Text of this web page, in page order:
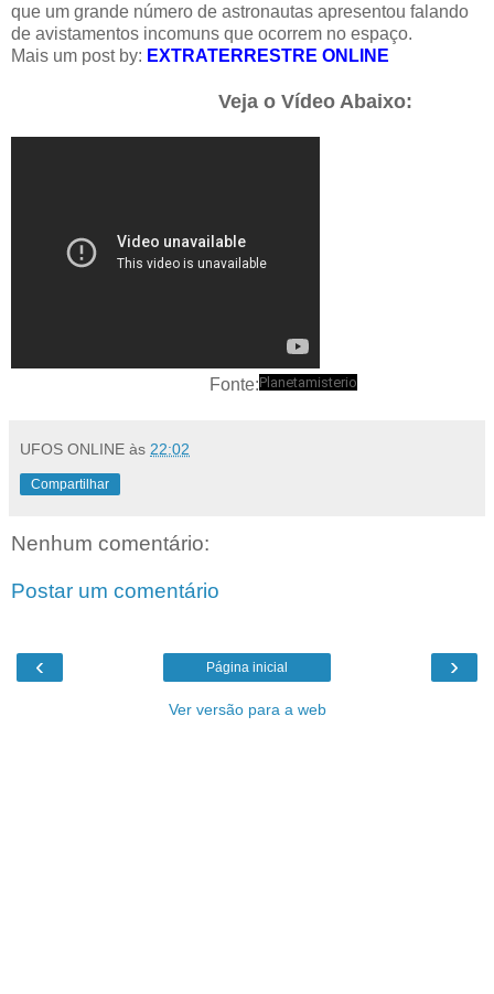
que um grande número de astronautas apresentou falando
de avistamentos incomuns que ocorrem no espaço.
Mais um post by: EXTRATERRESTRE ONLINE
Veja o Vídeo Abaixo:
Fonte:Planetamisterio
UFOS ONLINE às 22:02
Compartilhar
Nenhum comentário:
Postar um comentário
‹ ›
Página inicial
Ver versão para a web